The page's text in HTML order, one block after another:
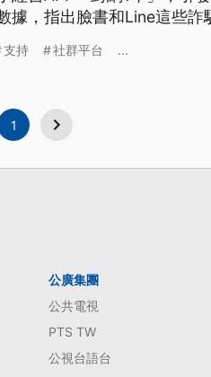
據，指出臉書和Line這些
，卻從來沒有回應，不值得
支持 社群平台 ...
1
公廣集團
公共電視
PTS TW
公視台語台